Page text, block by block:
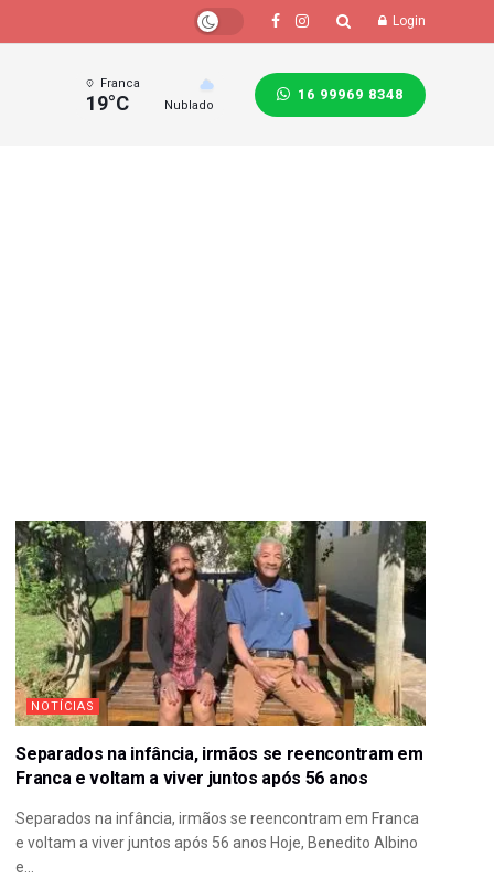
Login
Franca
19°C Nublado
16 99969 8348
NOTÍCIAS
Separados na infância, irmãos se reencontram em
Franca e voltam a viver juntos após 56 anos
Separados na infância, irmãos se reencontram em Franca
e voltam a viver juntos após 56 anos Hoje, Benedito Albino
e...